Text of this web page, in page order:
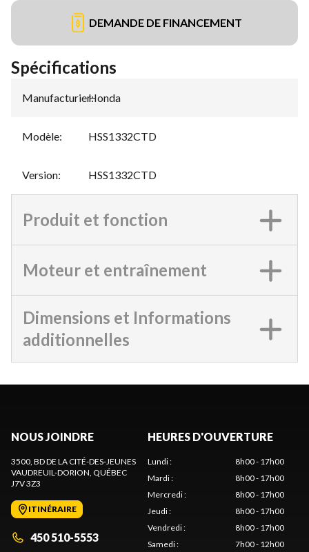
DEMANDE DE FINANCEMENT
Spécifications
Manufacturier:
Honda
Modèle: HSS1332CTD
Version: HSS1332CTD
Produit et fonction
Moteur et entraînement
Dimensions et Informations
additionnelles
NOUS JOINDRE
3500, BD DE LA CITÉ-DES-JEUNES
VAUDREUIL-DORION, QUÉBEC
J7V 3Z3
ITINÉRAIRE
450 510-5553
HEURES D'OUVERTURE
Lundi:
8h00 - 17h00
Mardi:
8h00 - 17h00
Mercredi:
8h00 - 17h00
Jeudi:
8h00 - 17h00
Vendredi:
8h00 - 17h00
Samedi: 7h00 - 12h00